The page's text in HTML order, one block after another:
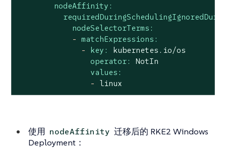
nodeAffinity:
nodeSelectorTerms:
- matchExpressions:
-
key:
kubernetes.io/os
operator:
NotIn
values:
-
linux
使用 nodeAffinity 迁移后的 RKE2 Windows
Deployment：